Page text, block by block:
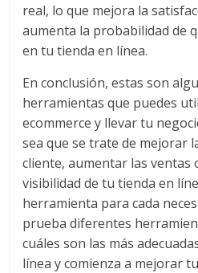
real, lo que mejora la
aumenta la probabilidad de
en tu tienda en línea.
En conclusión, estas son
herramientas que puedes
ecommerce y llevar tu
sea que se trate de mejorar
cliente, aumentar las ventas
visibilidad de tu tienda en
herramienta para cada
prueba diferentes
cuáles son las más
línea y comienza a mejorar